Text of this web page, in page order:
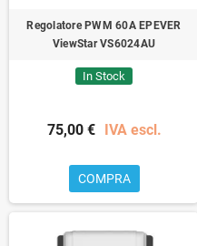
Regolatore PWM 60A EPEVER
ViewStar VS6024AU
In Stock
75,00 € IVA escl.
COMPRA